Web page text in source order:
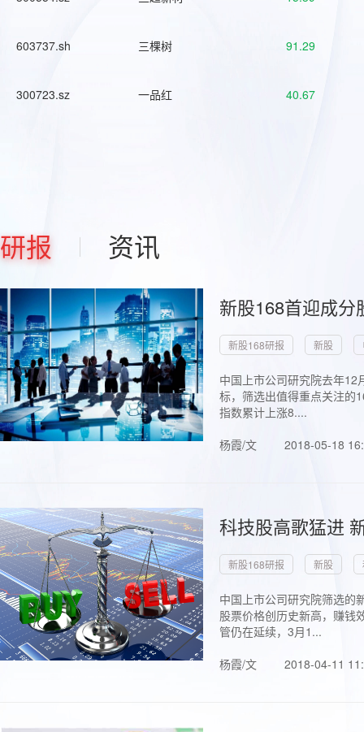
603737.sh 三棵树 91.29
300723.sz 一品红 40.67
研报 资讯
新股168首迎成
新股168研报 新股
中国上市公司研究院去年
标，筛选出值得重点关注的
指数累计上涨8....
杨霞/文
2018-05-18
科技股高歌猛进
新股168研报 新股
中国上市公司研究院筛选的
股票价格创历史新高，赚钱
管仍在延续，3月1...
杨霞/文
2018-04-11